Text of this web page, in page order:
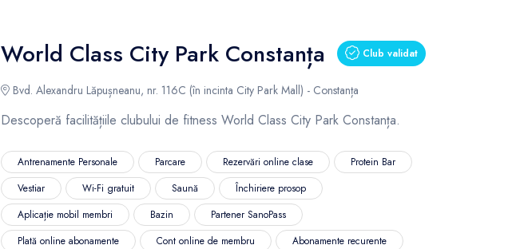
World Class City Park Constanța Club validat
Bvd. Alexandru Lăpușneanu, nr. 116C (în incinta City Park Mall) - Constanța
Descoperă facilitățiile clubului de fitness World Class City Park Constanța.
Antrenamente Personale Parcare Rezervări online clase
Protein Bar
Vestiar
Wi-Fi gratuit Saună
Închiriere prosop
Aplicație mobil membri
Bazin
Partener SanoPass
Plată online abonamente
Cont online de membru Abonamente recurente